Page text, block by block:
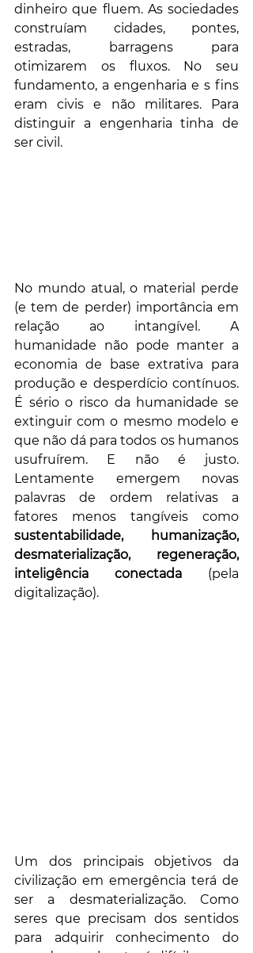
dinheiro que fluem. As sociedades
construíam cidades, pontes,
estradas, barragens para
otimizarem os fluxos. No seu
fundamento, a engenharia e s fins
eram civis e não militares. Para
distinguir a engenharia tinha de
ser civil.
No mundo atual, o material perde
(e tem de perder) importância em
relação ao intangível. A
humanidade não pode manter a
economia de base extrativa para
produção e desperdício contínuos.
É sério o risco da humanidade se
extinguir com o mesmo modelo e
que não dá para todos os humanos
usufruírem. E não é justo.
Lentamente emergem novas
palavras de ordem relativas a
sustentabilidade, humanização,
desmaterialização, regeneração,
inteligência conectada (pela
digitalização).
Um dos principais objetivos da
civilização em emergência terá de
ser a desmaterialização. Como
seres que precisam dos sentidos
para adquirir conhecimento do